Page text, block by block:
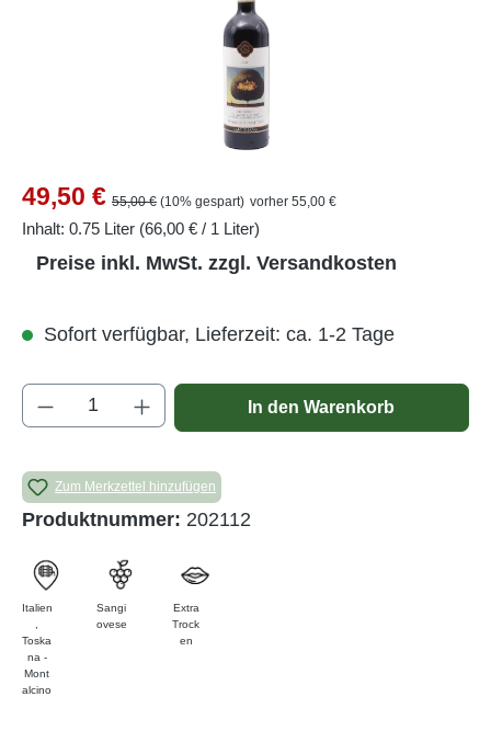
Verkaufspreis:
49,50 € Regulärer Preis:
55,00 € (10% gespart) vorher 55,00 €
Inhalt: 0.75 Liter (66,00 € / 1 Liter)
Preise inkl. MwSt. zzgl. Versandkosten
Sofort verfügbar, Lieferzeit: ca. 1-2 Tage
Produkt Anzahl: Gib den gewünschten
In den Warenkorb
Zum Merkzettel hinzufügen
Produktnummer: 202112
Italien
Toska
na -
Mont
alcino
Sangi
ovese
Extra
Trock
en